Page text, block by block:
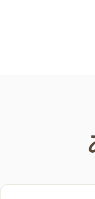
わりや朝顔、夏祭り、花火